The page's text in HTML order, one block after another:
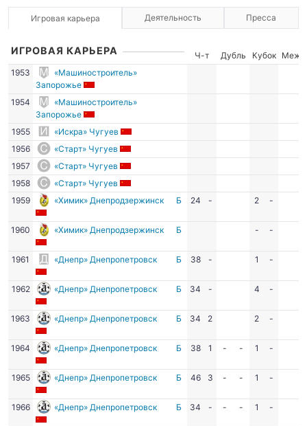
Игровая карьера Деятельность Пресса
ИГРОВАЯ КАРЬЕРА Ч-т Дубль Кубок
Межд.
1953
«Машиностроитель»
Запорожье
1954
«Машиностроитель»
Запорожье
1955
«Искра» Чугуев
1956
«Старт» Чугуев
1957
«Старт» Чугуев
1958
«Старт» Чугуев
1959
«Химик» Днепродзержинск Б 24 - 2 -
1960 «Химик» Днепродзержинск Б - -
1961 «Днепр» Днепропетровск Б 38 - 1 -
1962 «Днепр» Днепропетровск Б 34 - 4 -
1963 «Днепр» Днепропетровск Б 34 2 2 -
1964 «Днепр» Днепропетровск Б 38 1 - - 1 -
1965 «Днепр» Днепропетровск Б 46 3 - - 1 -
1966 «Днепр» Днепропетровск Б 34 - - - 1 -